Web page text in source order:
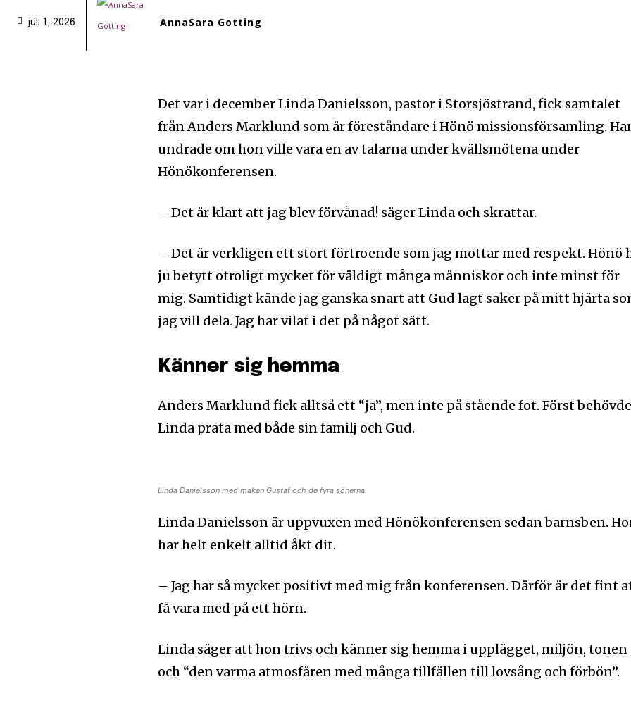
juli 1, 2026 AnnaSara Gotting
Det var i december Linda Danielsson, pastor i Storsjöstrand, fick samtalet
från Anders Marklund som är föreståndare i Hönö missionsförsamling.
undrade om hon ville vara en av talarna under kvällsmötena under
Hönökonferensen.
– Det är klart att jag blev förvånad! säger Linda och skrattar.
– Det är verkligen ett stort förtroende som jag mottar med respekt. Hönö
ju betytt otroligt mycket för väldigt många människor och inte minst för
mig. Samtidigt kände jag ganska snart att Gud lagt saker på mitt hjärta
jag vill dela. Jag har vilat i det på något sätt.
Känner sig hemma
Anders Marklund fick alltså ett “ja”, men inte på stående fot. Först behövde
Linda prata med både sin familj och Gud.
Linda Danielsson med maken Gustaf och de fyra sönerna.
Linda Danielsson är uppvuxen med Hönökonferensen sedan barnsben.
har helt enkelt alltid åkt dit.
– Jag har så mycket positivt med mig från konferensen. Därför är det fint
få vara med på ett hörn.
Linda säger att hon trivs och känner sig hemma i upplägget, miljön, tonen
och “den varma atmosfären med många tillfällen till lovsång och förbön”.